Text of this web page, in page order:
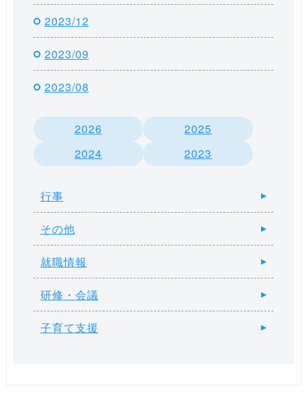
2023/12
2023/09
2023/08
2026
2025
2024
2023
行事
その他
就職情報
研修・会議
子育て支援